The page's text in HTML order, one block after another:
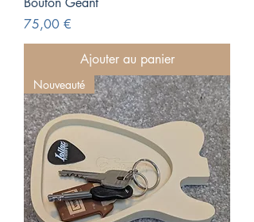
Prix
75,00 €
Ajouter au panier
Nouveauté